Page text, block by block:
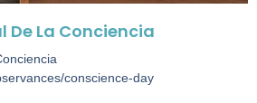
La Conciencia
conscience-day